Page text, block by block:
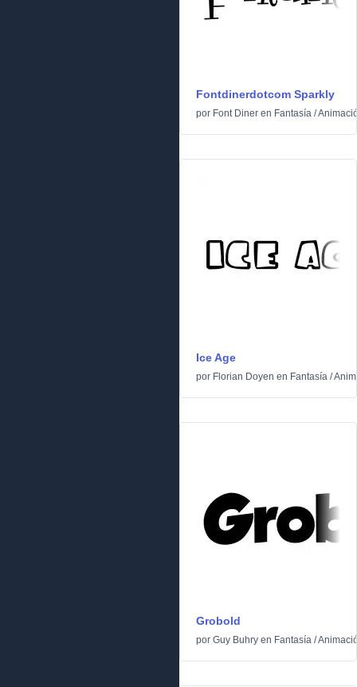
Fontdinerdotcom Sparkly
por Font Diner en Fantasía /
Ice Age
por Florian Doyen en Fantasía /
Grobold
por Guy Buhry en Fantasía /